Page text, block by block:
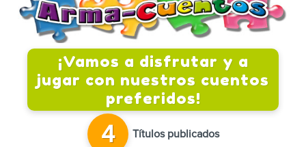
¡Vamos a disfrutar y a
jugar con nuestros cuentos
preferidos!
4 Títulos publicados